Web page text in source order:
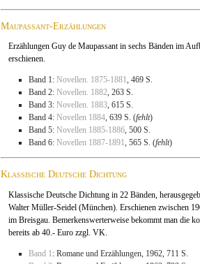
Maupassant-Erzählungen
Erzählungen Guy de Maupassant in sechs Bänden im
erschienen.
Band 1: Novellen. 1875-1881, 469 S.
Band 2: Novellen. 1882, 263 S.
Band 3: Novellen. 1883, 615 S.
Band 4: Novellen 1884, 639 S. (fehlt)
Band 5: Novellen 1885-1886, 500 S.
Band 6: Novellen 1887-1891, 565 S. (fehlt)
Klassische Deutsche Dichtung
Klassische Deutsche Dichtung in 22 Bänden,
Walter Müller-Seidel (München). Erschienen zwischen
im Breisgau. Bemerkenswerterweise bekommt man die
bereits ab 40.- Euro zzgl. VK.
Band 1 : Romane und Erzählungen, 1962, 711 S.